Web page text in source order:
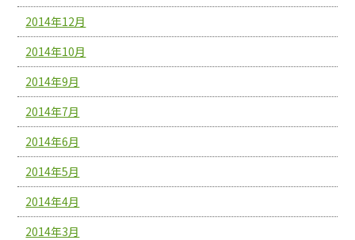
2014年12月
2014年10月
2014年9月
2014年7月
2014年6月
2014年5月
2014年4月
2014年3月